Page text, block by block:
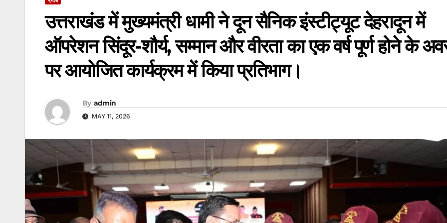
उत्तराखंड में मुख्यमंत्री धामी ने दून सैनिक इंस्टीट्यूट देहरादून में
ऑपरेशन सिंदूर-शौर्य, सम्मान और वीरता का एक वर्ष पूर्ण होने के
पर आयोजित कार्यक्रम में किया प्रतिभाग।
By admin
MAY 11, 2026